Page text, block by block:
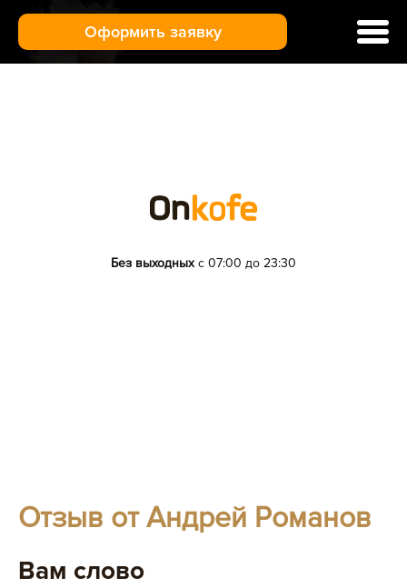
Доставка и оплата
Оформить заявку
Без выходныхс 07:00 до 23:30
Отзыв от Андрей Романов
Вам слово